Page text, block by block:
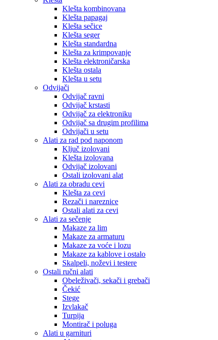
Klešta kombinovana
Klešta papagaj
Klešta sečice
Klešta seger
Klešta standardna
Klešta za krimpovanje
Klešta elektroničarska
Klešta ostala
Klešta u setu
Odvijači
Odvijač ravni
Odvijač krstasti
Odvijač za elektroniku
Odvijač sa drugim profilima
Odvijači u setu
Alati za rad pod naponom
Ključ izolovani
Klešta izolovana
Odvijač izolovani
Ostali izolovani alat
Alati za obradu cevi
Klešta za cevi
Rezači i nareznice
Ostali alati za cevi
Alati za sečenje
Makaze za lim
Makaze za armaturu
Makaze za voće i lozu
Makaze za kablove i ostalo
Skalpeli, noževi i testere
Ostali ručni alati
Obeleživači, sekači i grebači
Čekić
Stege
Izvlakač
Turpija
Montirač i poluga
Alati u garnituri